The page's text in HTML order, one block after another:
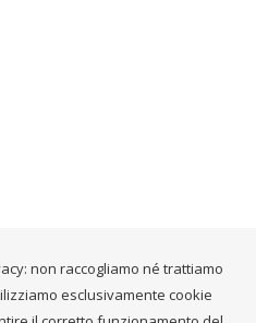
non raccogliamo né trattiamo
esclusivamente cookie